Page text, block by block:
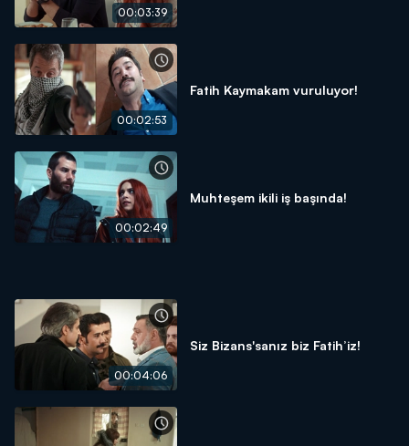
00:03:39
00:02:53
Fatih Kaymakam vuruluyor!
00:02:49
Muhteşem ikili iş başında!
00:04:06
Siz Bizans'sanız biz Fatih’iz!